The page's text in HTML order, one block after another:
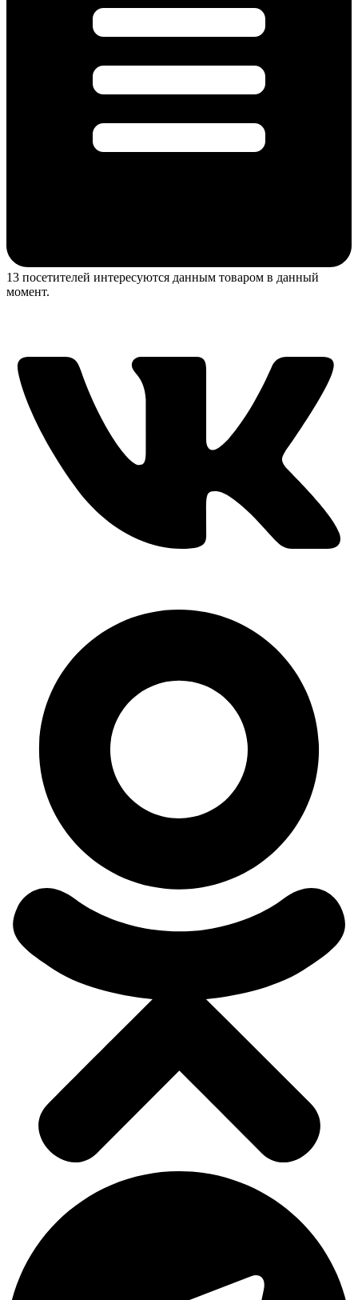
13 посетителей интересуются данным товаром в данный
момент.